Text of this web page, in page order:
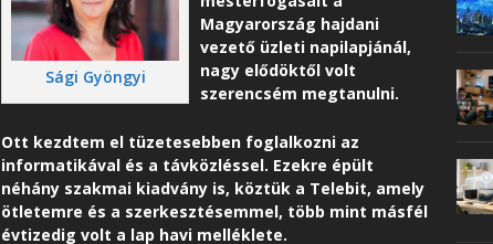
Sági Gyöngyi
Magyarország hajdani
vezető üzleti napilapjánál,
nagy elődöktől volt
szerencsém megtanulni.
Ott kezdtem el tüzetesebben foglalkozni az
informatikával és a távközléssel. Ezekre épült
néhány szakmai kiadvány is, köztük a Telebit, amely
ötletemre és a szerkesztésemmel, több mint másfél
évtizedig volt a lap havi melléklete.